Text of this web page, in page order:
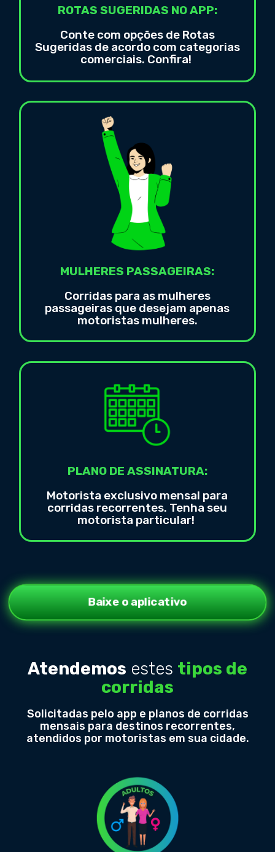
ROTAS SUGERIDAS NO APP:
Conte com opções de Rotas
Sugeridas de acordo com categorias
comerciais. Confira!
MULHERES PASSAGEIRAS:
Corridas para as mulheres
passageiras que desejam apenas
motoristas mulheres.
PLANO DE ASSINATURA:
Motorista exclusivo mensal para
corridas recorrentes. Tenha seu
motorista particular!
Baixe o aplicativo
Atendemos estes tipos de
corridas
Solicitadas pelo app e planos de corridas
mensais para destinos recorrentes,
atendidos por motoristas em sua cidade.